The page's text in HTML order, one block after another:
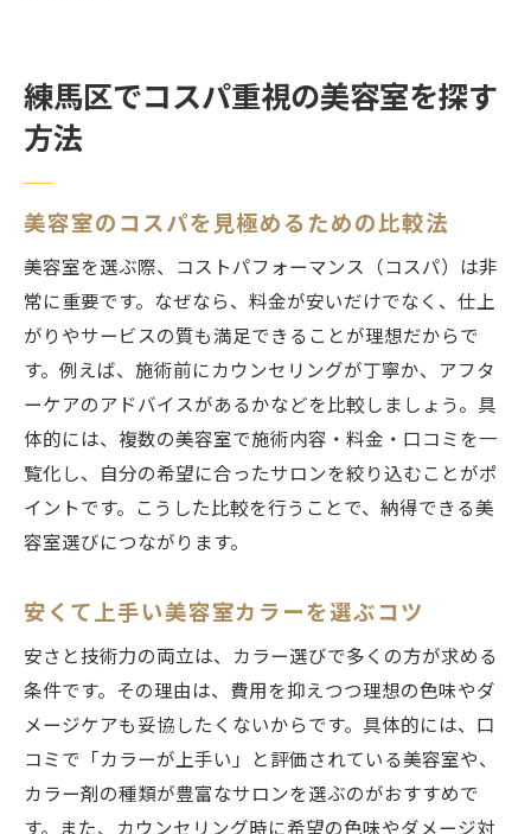
練馬区でコスパ重視の美容室を探す
方法
美容室のコスパを見極めるための比較法
美容室を選ぶ際、コストパフォーマンス（コスパ）は非
常に重要です。なぜなら、料金が安いだけでなく、仕上
がりやサービスの質も満足できることが理想だからで
す。例えば、施術前にカウンセリングが丁寧か、アフタ
ーケアのアドバイスがあるかなどを比較しましょう。具
体的には、複数の美容室で施術内容・料金・口コミを一
覧化し、自分の希望に合ったサロンを絞り込むことがポ
イントです。こうした比較を行うことで、納得できる美
容室選びにつながります。
安くて上手い美容室カラーを選ぶコツ
安さと技術力の両立は、カラー選びで多くの方が求める
条件です。その理由は、費用を抑えつつ理想の色味やダ
メージケアも妥協したくないからです。具体的には、口
コミで「カラーが上手い」と評価されている美容室や、
カラー剤の種類が豊富なサロンを選ぶのがおすすめで
す。また、カウンセリング時に希望の色味やダメージ対